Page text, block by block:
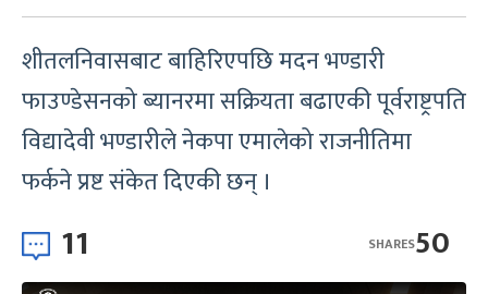
शीतलनिवासबाट बाहिरिएपछि मदन भण्डारी
फाउण्डेसनको ब्यानरमा सक्रियता बढाएकी पूर्वराष्ट्रपति
विद्यादेवी भण्डारीले नेकपा एमालेको राजनीतिमा
फर्कने प्रष्ट संकेत दिएकी छन् ।
11 50
SHARES